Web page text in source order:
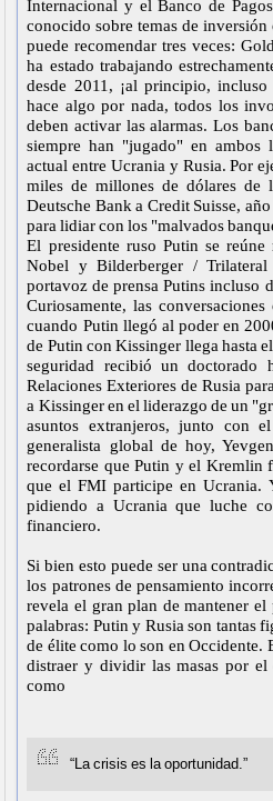
Internacional y el Banco de
conocido sobre temas de
puede recomendar tres veces:
ha estado trabajando
desde 2011, ¡al principio,
hace algo por nada, todos los
deben activar las alarmas. Los
siempre han "jugado" en ambos
actual entre Ucrania y Rusia. Por
miles de millones de dólares de
Deutsche Bank a Credit Suisse,
para lidiar con los "malvados
El presidente ruso Putin se
Nobel y Bilderberger /
portavoz de prensa Putins incluso
Curiosamente, las
cuando Putin llegó al poder en
de Putin con Kissinger llega hasta
seguridad recibió un doctorado
Relaciones Exteriores de Rusia
a Kissinger en el liderazgo de un
asuntos extranjeros, junto
generalista global de hoy,
recordarse que Putin y el Kremlin
que el FMI participe en Ucrania.
pidiendo a Ucrania que luche
financiero.
Si bien esto puede ser una
los patrones de pensamiento
revela el gran plan de mantener el
palabras: Putin y Rusia son tantas
de élite como lo son en Occidente.
distraer y dividir las masas por
como
“La crisis es la oportunidad.”